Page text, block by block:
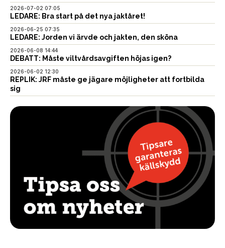
2026-07-02 07:05
LEDARE: Bra start på det nya jaktåret!
2026-06-25 07:35
LEDARE: Jorden vi ärvde och jakten, den sköna
2026-06-08 14:44
DEBATT: Måste viltvårdsavgiften höjas igen?
2026-06-02 12:30
REPLIK: JRF måste ge jägare möjligheter att fortbilda
sig